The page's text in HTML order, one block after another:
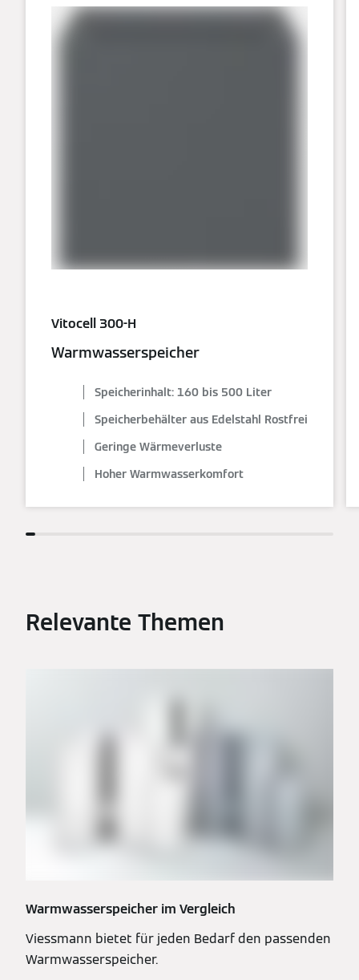
Vitocell 300-H
Warmwasserspeicher
Speicherinhalt: 160 bis 500 Liter
Speicherbehälter aus Edelstahl Rostfrei
Geringe Wärmeverluste
Hoher Warmwasserkomfort
Relevante Themen
Warmwasserspeicher im Vergleich
Viessmann bietet für jeden Bedarf den passenden
Warmwasserspeicher.